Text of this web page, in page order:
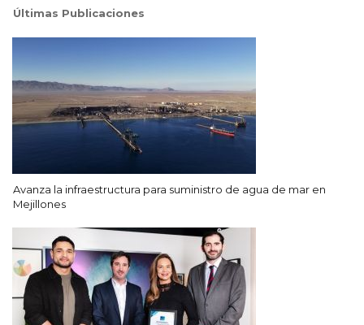
Últimas Publicaciones
Avanza la infraestructura para suministro de agua de mar en
Mejillones